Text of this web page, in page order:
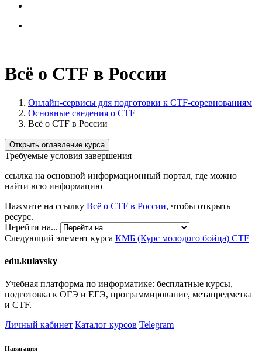
Всё о CTF в России
Онлайн-сервисы для подготовки к CTF-соревнованиям
Основные сведения о CTF
Всё о CTF в России
Открыть оглавление курса
Требуемые условия завершения
ссылка на основной информационный портал, где можно
найти всю информацию
Нажмите на ссылку Всё о CTF в России, чтобы открыть
ресурс.
Перейти на...
Следующий элемент курса КМБ (Курс молодого бойца) CTF
edu.kulavsky
Учебная платформа по информатике: бесплатные курсы,
подготовка к ОГЭ и ЕГЭ, программирование, метапредметка
и CTF.
Личный кабинет Каталог курсов Telegram
Навигация